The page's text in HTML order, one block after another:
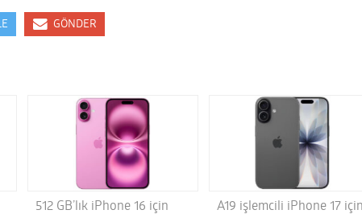
GÖNDER
512 GB’lık iPhone 16 için
A19 işlemcili iPhone 17 için